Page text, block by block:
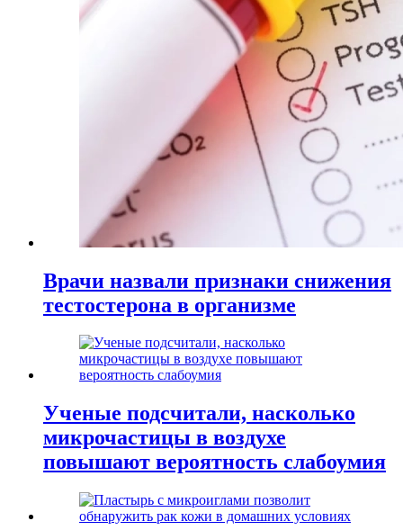
Врачи назвали признаки снижения
тестостерона в организме
Ученые подсчитали, насколько
микрочастицы в воздухе
повышают вероятность слабоумия